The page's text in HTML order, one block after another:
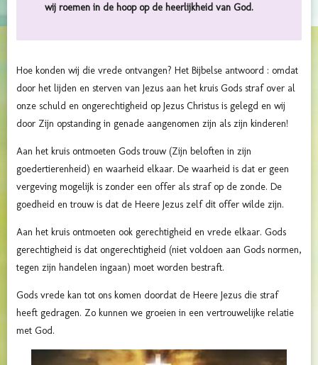
wij roemen in de hoop op de heerlijkheid van God.
Hoe konden wij die vrede ontvangen? Het Bijbelse antwoord : omdat
door het lijden en sterven van Jezus aan het kruis Gods straf over al
onze schuld en ongerechtigheid op Jezus Christus is gelegd en wij
door Zijn opstanding in genade aangenomen zijn als zijn kinderen!
Aan het kruis ontmoeten Gods trouw (Zijn beloften in zijn
goedertierenheid) en waarheid elkaar. De waarheid is dat er geen
vergeving mogelijk is zonder een offer als straf op de zonde. De
goedheid en trouw is dat de Heere Jezus zelf dit offer wilde zijn.
Aan het kruis ontmoeten ook gerechtigheid en vrede elkaar. Gods
gerechtigheid is dat ongerechtigheid (niet voldoen aan Gods normen,
tegen zijn handelen ingaan) moet worden bestraft.
Gods vrede kan tot ons komen doordat de Heere Jezus die straf
heeft gedragen. Zo kunnen we groeien in een vertrouwelijke relatie
met God.